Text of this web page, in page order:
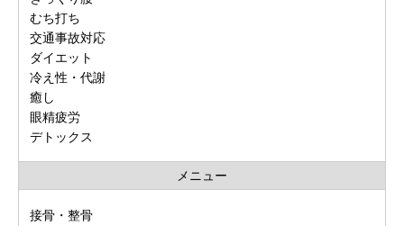
むち打ち
交通事故対応
ダイエット
冷え性・代謝
癒し
眼精疲労
デトックス
メニュー
接骨・整骨